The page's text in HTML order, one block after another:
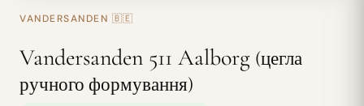
VANDERSANDEN 🇧🇪
Vandersanden 511 Aalborg (цегла
ручного формування)